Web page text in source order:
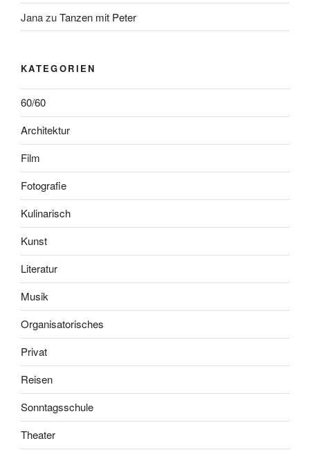
JanazuTanzen mit Peter
KATEGORIEN
60/60
Architektur
Film
Fotografie
Kulinarisch
Kunst
Literatur
Musik
Organisatorisches
Privat
Reisen
Sonntagsschule
Theater